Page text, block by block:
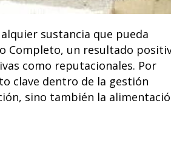
sustancia que pueda
Completo, un resultado
como reputacionales. Por
clave dentro de la gestión
sino también la